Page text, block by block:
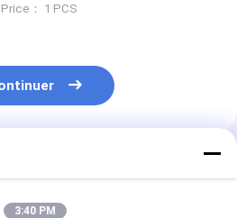
Price： 1 PCS
3:40 PM